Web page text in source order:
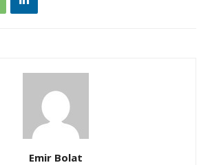
Emir Bolat